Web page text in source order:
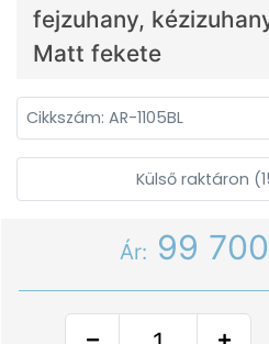
fejzuhany,
Matt fekete
Cikkszám: AR-1105BL
Külső raktáron
Ár: 99